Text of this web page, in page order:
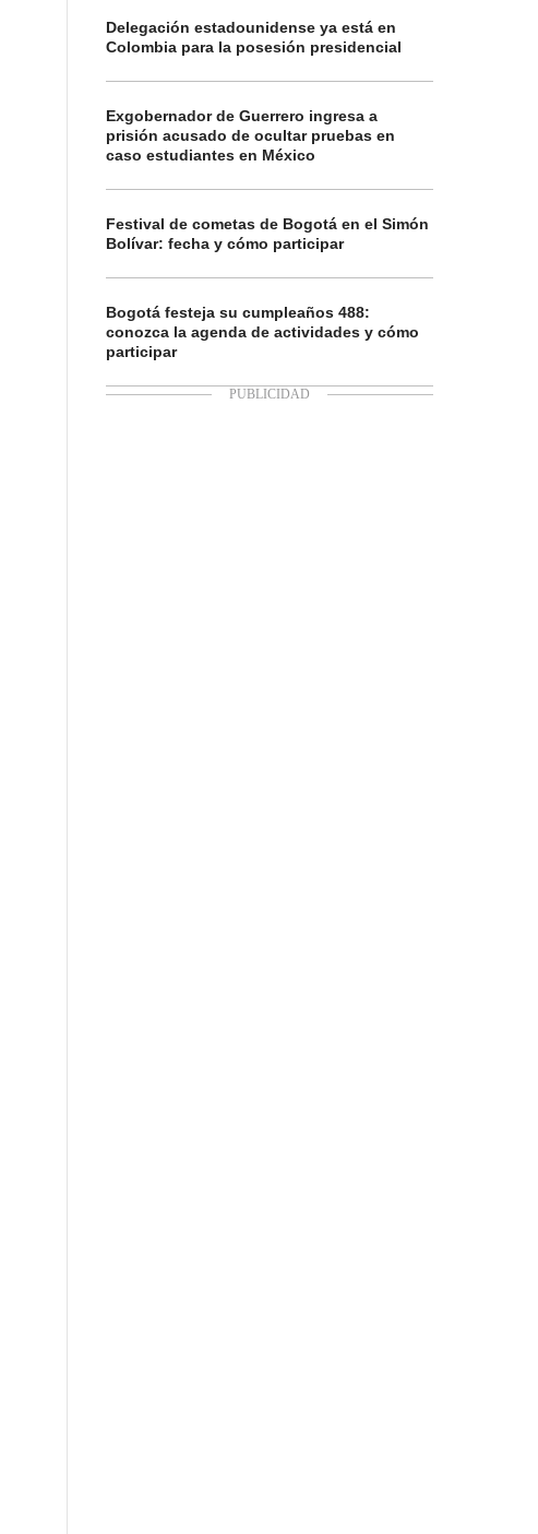
Delegación estadounidense ya está en
Colombia para la posesión presidencial
Exgobernador de Guerrero ingresa a
prisión acusado de ocultar pruebas en
caso estudiantes en México
Festival de cometas de Bogotá en el Simón
Bolívar: fecha y cómo participar
Bogotá festeja su cumpleaños 488:
conozca la agenda de actividades y cómo
participar